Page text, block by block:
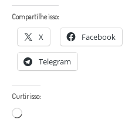
Compartilhe isso:
X Facebook
Telegram
Curtir isso:
Carregando...